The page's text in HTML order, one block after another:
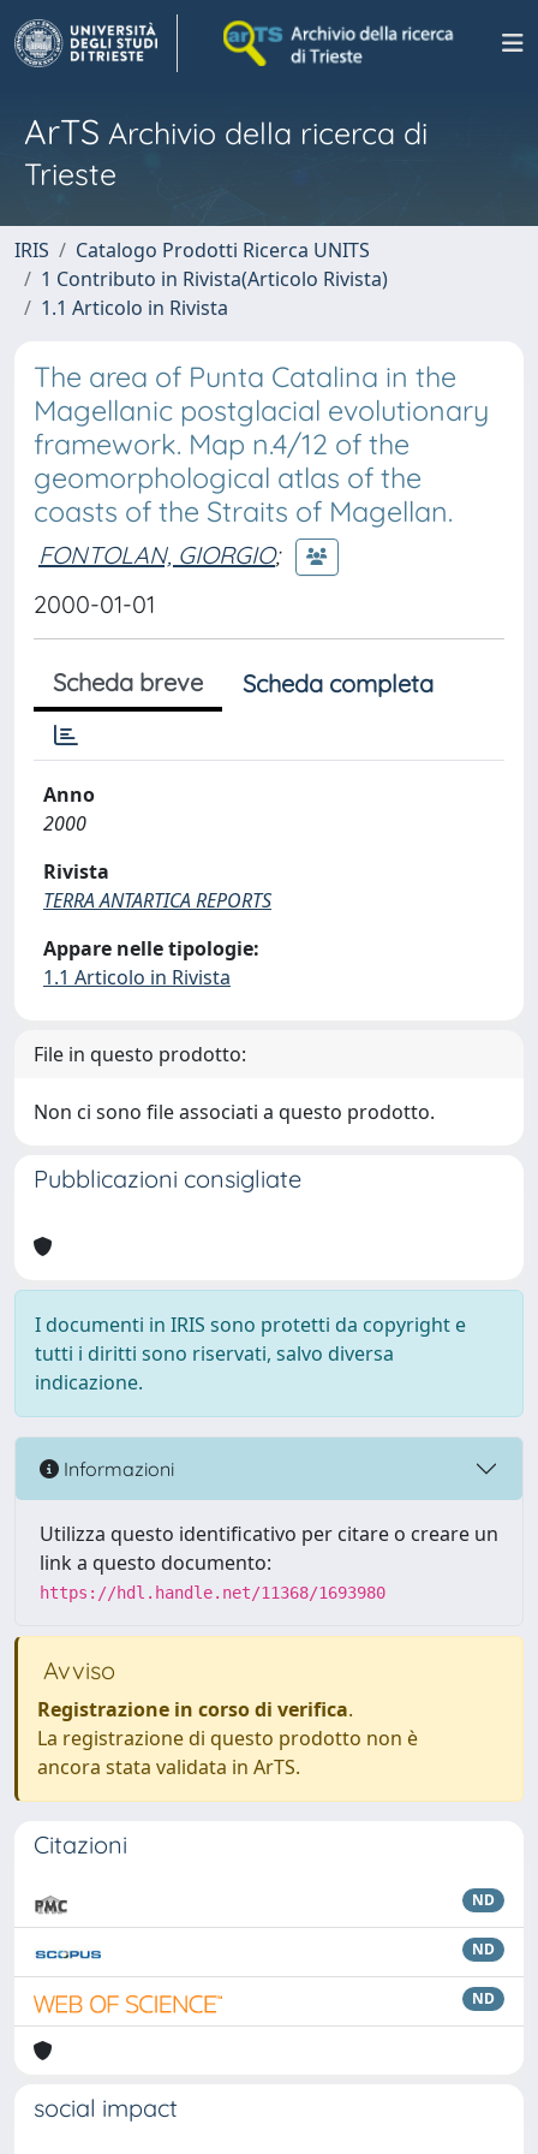
ArTS Archivio della ricerca di
Trieste
IRIS
Catalogo Prodotti Ricerca UNITS
1 Contributo in Rivista(Articolo Rivista)
1.1 Articolo in Rivista
The area of Punta Catalina in the
Magellanic postglacial evolutionary
framework. Map n.4/12 of the
geomorphological atlas of the
coasts of the Straits of Magellan.
FONTOLAN, GIORGIO;
2000-01-01
Scheda breve Scheda completa
Anno
2000
Rivista
TERRA ANTARTICA REPORTS
Appare nelle tipologie:
1.1 Articolo in Rivista
File in questo prodotto:
Non ci sono file associati a questo prodotto.
Pubblicazioni consigliate
I documenti in IRIS sono protetti da copyright e
tutti i diritti sono riservati, salvo diversa
indicazione.
Informazioni
Utilizza questo identificativo per citare o creare un
link a questo documento:
https://hdl.handle.net/11368/1693980
Avviso
Registrazione in corso di verifica.
La registrazione di questo prodotto non è
ancora stata validata in ArTS.
Citazioni
ND
ND
ND
social impact